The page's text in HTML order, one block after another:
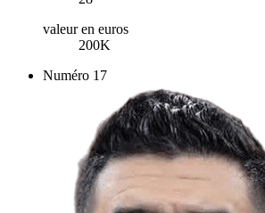
valeur en euros
200K
Numéro 17